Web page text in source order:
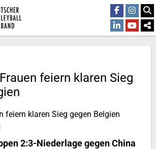
feiern klaren Sieg
2:3-Niederlage gegen China